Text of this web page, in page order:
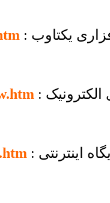
یکتاوب
الکترونیک
اینترنتی